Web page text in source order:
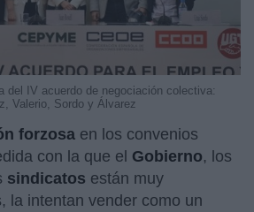
del IV acuerdo de negociación colectiva:
Valerio, Sordo y Álvarez
forzosa en los convenios
con la que el Gobierno, los
sindicatos están muy
la intentan vender como un